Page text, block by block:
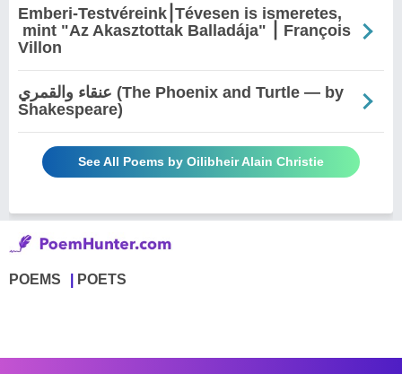
Emberi-Testvéreink⎮Tévesen is ismeretes,
mint "Az Akasztottak Balladája" ⎮ François
Villon
Shakespeare)
See All Poems by Oilibheir Alain Christie
POEMS POETS